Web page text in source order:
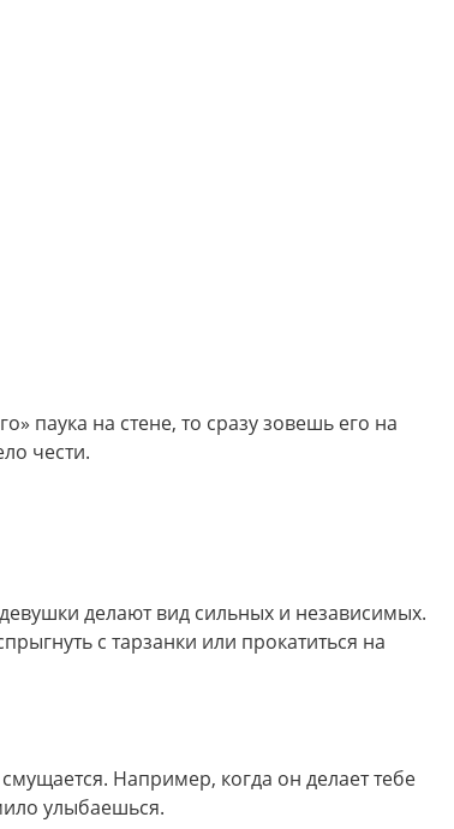
паука на стене, то сразу зовешь его на
чести.
делают вид сильных и независимых.
с тарзанки или прокатиться на
Например, когда он делает тебе
улыбаешься.